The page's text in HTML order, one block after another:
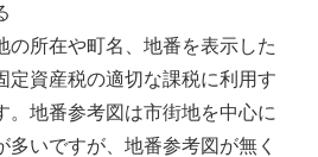
の所在や町名、地番を表示した
定資産税の適切な課税に利用す
。地番参考図は市街地を中心に
多いですが、地番参考図が無く